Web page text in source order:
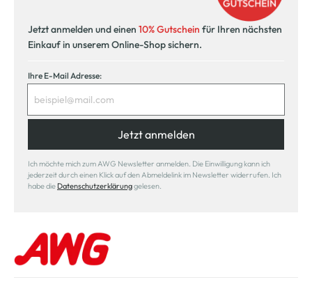
Jetzt anmelden und einen 10% Gutschein für Ihren nächsten
Einkauf in unserem Online-Shop sichern.
Ihre E-Mail Adresse:
Jetzt anmelden
Ich möchte mich zum AWG Newsletter anmelden. Die Einwilligung kann ich
jederzeit durch einen Klick auf den Abmeldelink im Newsletter widerrufen. Ich
habe die Datenschutzerklärunggelesen.